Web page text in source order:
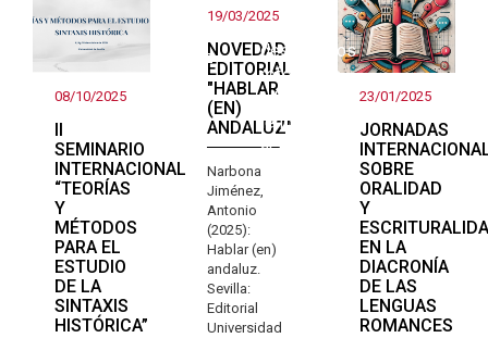
andaluz
estudios
descriptivos
referentes
a la
lengua
actual
08/10/2025
SEMINARIO
INTERNACIONAL
“TEORÍAS
Y
MÉTODOS
PARA EL
ESTUDIO
DE LA
SINTAXIS
HISTÓRICA”
19/03/2025
NOVEDAD
EDITORIAL
"HABLAR
(EN)
ANDALUZ"
Narbona
Jiménez,
Antonio
(2025):
Hablar (en)
andaluz.
Sevilla:
Editorial
Universidad
23/01/2025
JORNADAS
SOBRE
ORALIDAD
Y
EN LA
DIACRONÍA
DE LAS
LENGUAS
ROMANCES